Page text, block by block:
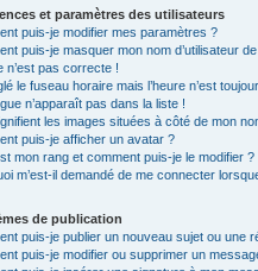
et paramètres des utilisateurs
puis-je modifier mes paramètres ?
puis-je masquer mon nom d’utilisateur
n’est pas correcte !
le fuseau horaire mais l’heure n’est
n’apparaît pas dans la liste !
les images situées à côté de mon
puis-je afficher un avatar ?
mon rang et comment puis-je le modifier ?
m’est-il demandé de me connecter
de publication
puis-je publier un nouveau sujet ou une
puis-je modifier ou supprimer un